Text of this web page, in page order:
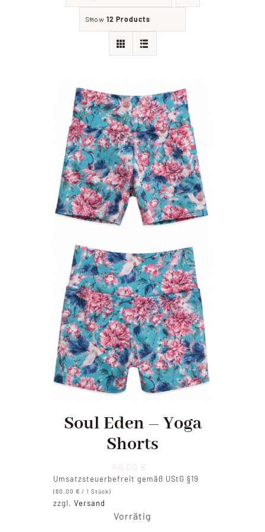
Produktanpassung
Show 12 Products
Soul Eden – Yoga
Shorts
60,00 €
Umsatzsteuerbefreit gemäß UStG §19
(60,00€ / 1 Stück)
zzgl.Versand
Vorrätig